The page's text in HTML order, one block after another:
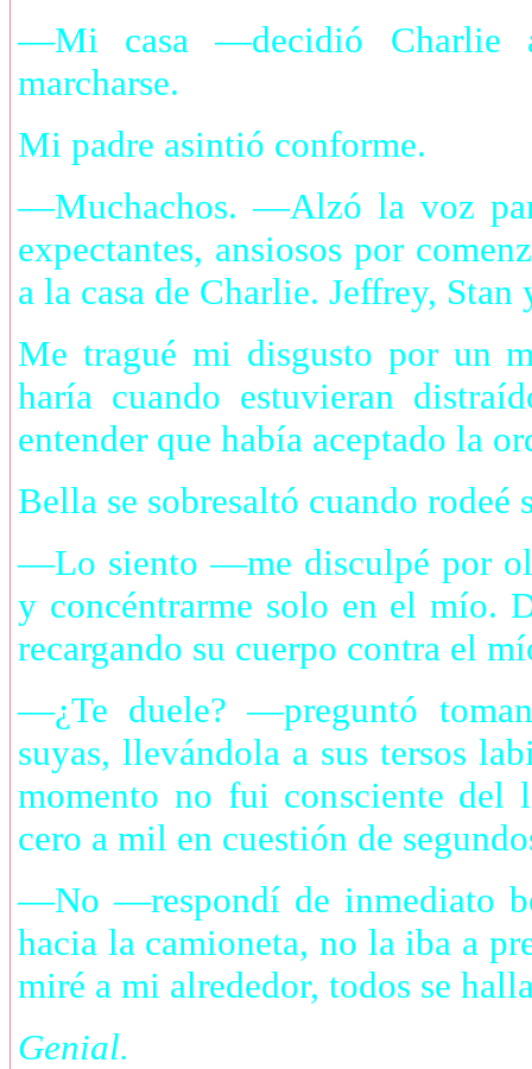
—Mi casa —decidió Charlie
marcharse.
Mi padre asintió conforme.
—Muchachos. —Alzó la voz
expectantes, ansiosos por
a la casa de Charlie. Jeffrey,
Me tragué mi disgusto por un
haría cuando estuvieran
entender que había aceptado la
Bella se sobresaltó cuando rodeé
—Lo siento —me disculpé por
y concéntrarme solo en el mío.
recargando su cuerpo contra el
—¿Te duele? —preguntó
suyas, llevándola a sus tersos
momento no fui consciente
cero a mil en cuestión de
—No —respondí de inmediato
hacia la camioneta, no la iba a
miré a mi alrededor, todos se
Genial.